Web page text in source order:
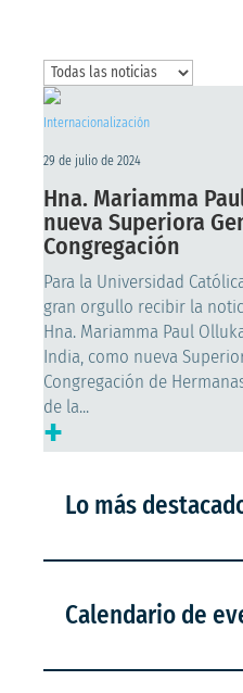
Internacionalización
29 de julio de 2024
Hna. Mariamma
nueva Superiora
Congregación
Para la Universidad
gran orgullo recibir la
Hna. Mariamma Paul
India, como nueva
Congregación de
de la...
+
Lo más
Calendario de